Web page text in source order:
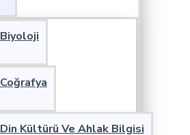
Biyoloji
Coğrafya
Din Kültürü Ve Ahlak Bilgisi